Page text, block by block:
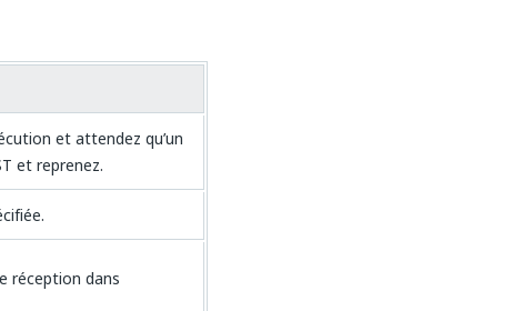
et attendez qu’un
et reprenez.
réception dans